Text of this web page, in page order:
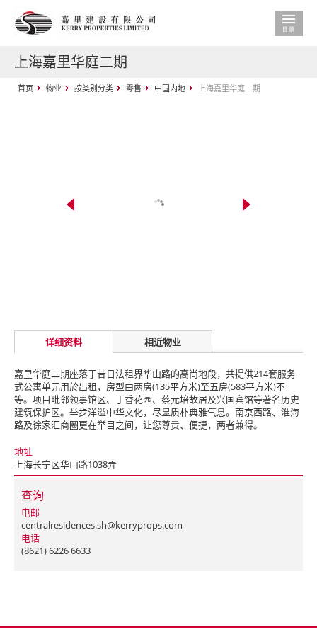
上海嘉里华庭二期
首页 物业 按类别分类 零售 中国内地 上海嘉里华庭二期
详细资料 相近物业
嘉里华庭二期座落于昔日法租界华山路的高尚地段，共提供214套服务
式公寓单元用於出租，房型由两房(135平方米)至五房(583平方米)不
等。项目毗邻领事馆区、丁香花园、蔡元培故居及兴国宾馆等著名历史
建筑保护区。举步洋溢中华文化，尽显质朴典雅气息。南京西路、淮海
路及徐家汇商圈更在举目之间，让您尊贵、便捷，两者兼得。
地址
上海长宁区华山路1038弄
查询
电邮
centralresidences.sh@kerryprops.com
电话
(8621) 6226 6633